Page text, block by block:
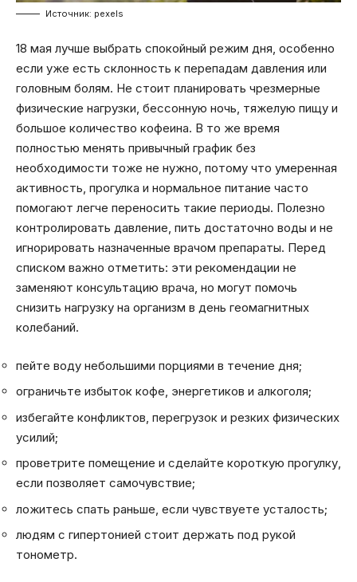
Источник: pexels
18 мая лучше выбрать спокойный режим дня, особенно
если уже есть склонность к перепадам давления или
головным болям. Не стоит планировать чрезмерные
физические нагрузки, бессонную ночь, тяжелую пищу и
большое количество кофеина. В то же время
полностью менять привычный график без
необходимости тоже не нужно, потому что умеренная
активность, прогулка и нормальное питание часто
помогают легче переносить такие периоды. Полезно
контролировать давление, пить достаточно воды и не
игнорировать назначенные врачом препараты. Перед
списком важно отметить: эти рекомендации не
заменяют консультацию врача, но могут помочь
снизить нагрузку на организм в день геомагнитных
колебаний.
пейте воду небольшими порциями в течение дня;
ограничьте избыток кофе, энергетиков и алкоголя;
избегайте конфликтов, перегрузок и резких физических
усилий;
проветрите помещение и сделайте короткую прогулку,
если позволяет самочувствие;
ложитесь спать раньше, если чувствуете усталость;
людям с гипертонией стоит держать под рукой
тонометр.